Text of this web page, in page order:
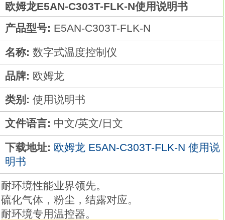
欧姆龙E5AN-C303T-FLK-N使用说明书
产品型号: E5AN-C303T-FLK-N
名称: 数字式温度控制仪
品牌: 欧姆龙
类别: 使用说明书
文件语言: 中文/英文/日文
下载地址: 欧姆龙 E5AN-C303T-FLK-N 使用说
明书
耐环境性能业界领先。
硫化气体，粉尘，结露对应。
耐环境专用温控器。